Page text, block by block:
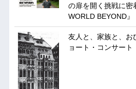
の扉を開く挑戦に
WORLD BEYOND』
友人と、家族と、お
ョート・コンサー